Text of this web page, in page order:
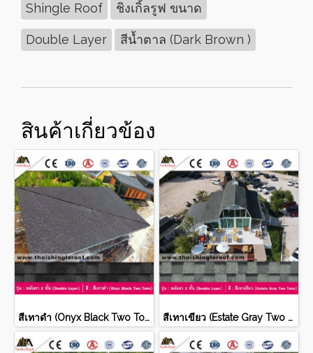
Shingle Roof ชิงเกิ้ลรูฟ ขนาด
Double Layer สีน้ำตาล (Dark Brown )
สินค้าเกี่ยวข้อง
สีเทาดำ (Onyx Black Two Tone) สีเทาเขียว (Estate Gray Two Tone)